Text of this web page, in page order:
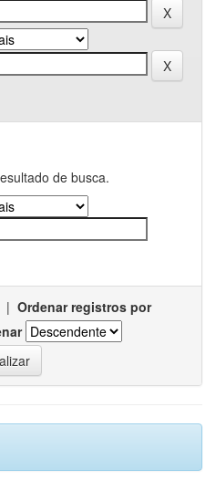
de busca.
| Ordenar registros por